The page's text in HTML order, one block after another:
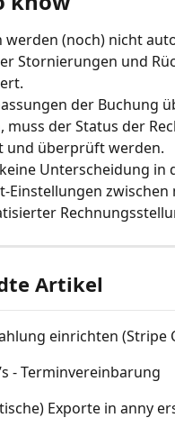
werden (noch) nicht
Stornierungen und
der Buchung
muss der Status der
und überprüft werden.
Unterscheidung in
Einstellungen
Artikel
einrichten (Stripe
- Terminvereinbarung
Exporte in anny